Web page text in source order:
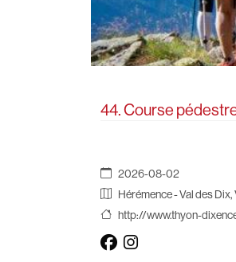
44. Course
2026-08-02
Hérémence - Val des
http://www.thyon-